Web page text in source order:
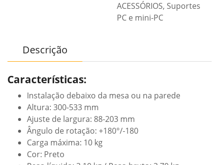
ACESSÓRIOS, Suportes
PC e mini-PC
Descrição
Características:
Instalação debaixo da mesa ou na parede
Altura: 300-533 mm
Ajuste de largura: 88-203 mm
Ângulo de rotação: +180°/-180
Carga máxima: 10 kg
Cor: Preto